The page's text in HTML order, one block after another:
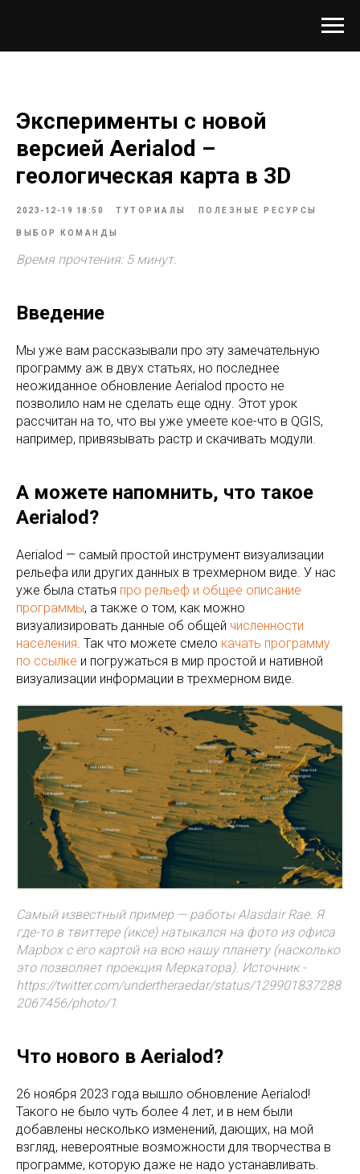
Эксперименты с новой
версией Aerialod –
геологическая карта в 3D
2023-12-19 18:50 ТУТОРИАЛЫ ПОЛЕЗНЫЕ РЕСУРСЫ
ВЫБОР КОМАНДЫ
Время прочтения: 5 минут.
Введение
Мы уже вам рассказывали про эту замечательную
программу аж в двух статьях, но последнее
неожиданное обновление Aerialod просто не
позволило нам не сделать еще одну. Этот урок
рассчитан на то, что вы уже умеете кое-что в QGIS,
например, привязывать растр и скачивать модули.
А можете напомнить, что такое
Aerialod?
Aerialod — самый простой инструмент визуализации
рельефа или других данных в трехмерном виде. У нас
уже была статья про рельеф и общее описание
программы, а также о том, как можно
визуализировать данные об общей численности
населения. Так что можете смело качать программу
по ссылке и погружаться в мир простой и нативной
визуализации информации в трехмерном виде.
Самый известный пример — работы Alasdair Rae. Я
где-то в твиттере (иксе) натыкался на фото из офиса
Mapbox с его картой на всю нашу планету (насколько
это позволяет проекция Меркатора). Источник -
https://twitter.com/undertheraedar/status/129901837288
2067456/photo/1
Что нового в Aerialod?
26 ноября 2023 года вышло обновление Aerialod!
Такого не было чуть более 4 лет, и в нем были
добавлены несколько изменений, дающих, на мой
взгляд, невероятные возможности для творчества в
программе, которую даже не надо устанавливать.